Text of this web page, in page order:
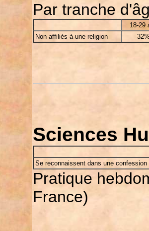
Par tranche
18-29
Non affiliés à une religion
Sciences
Se reconnaissent dans une confession
Pratique
France)